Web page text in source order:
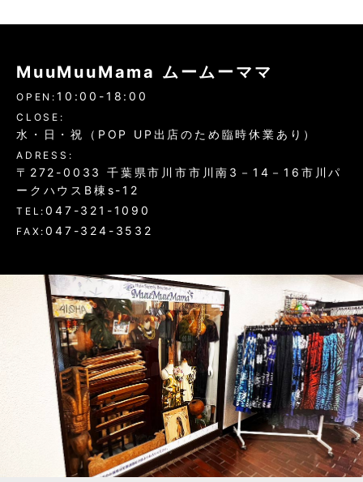
MuuMuuMama ムームーママ
OPEN: 10:00-18:00
CLOSE:
水・日・祝（POP UP出店のため臨時休業あり）
ADRESS:
〒272-0033 千葉県市川市市川南3－14－16市川パ
ークハウスB棟s-12
TEL:047-321-1090
FAX:047-324-3532